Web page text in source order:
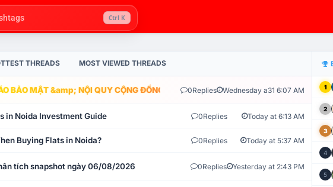
Ctrl K
THREADS MOST VIEWED THREADS
BẢO MẬT &amp; NỘI QUY CỘNG ĐỒNG VLIKE.VN: HỆ THỐNG GIÁM SÁT TỰ
0Replies Wednesday a31 6:07 AM
in Noida Investment Guide 0Replies Today at 6:13 AM
Buying Flats in Noida? 0Replies Today at 5:37 AM
tích snapshot ngày 06/08/2026 0Replies Yesterday at 2:43 PM
1
2
3
4
5